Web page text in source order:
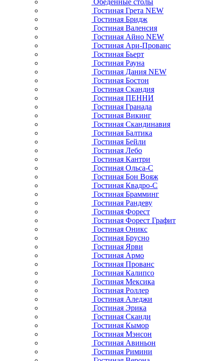
Гостиная Грета NEW
Гостиная Бридж
Гостиная Валенсия
Гостиная Айно NEW
Гостиная Ари-Прованс
Гостиная Бьерт
Гостиная Рауна
Гостиная Дания NEW
Гостиная Бостон
Гостиная Скандия
Гостиная ПЕННИ
Гостиная Гранада
Гостиная Викинг
Гостиная Скандинавия
Гостиная Балтика
Гостиная Бейли
Гостиная Лебо
Гостиная Кантри
Гостиная Ольса-С
Гостиная Бон Вояж
Гостиная Квадро-С
Гостиная Брамминг
Гостиная Рандеву
Гостиная Форест
Гостиная Форест Графит
Гостиная Оникс
Гостиная Брусно
Гостиная Ярви
Гостиная Армо
Гостиная Прованс
Гостиная Калипсо
Гостиная Мексика
Гостиная Роллер
Гостиная Аледжи
Гостиная Эрика
Гостиная Сканди
Гостиная Кымор
Гостиная Мэнсон
Гостиная Авиньон
Гостиная Римини